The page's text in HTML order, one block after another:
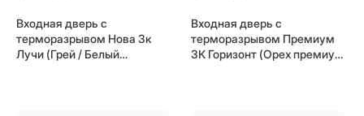
Входная дверь с
терморазрывом Нова 3к
Лучи (Грей / Белый
Входная дверь с
терморазрывом Премиум
3К Горизонт (Орех премиум